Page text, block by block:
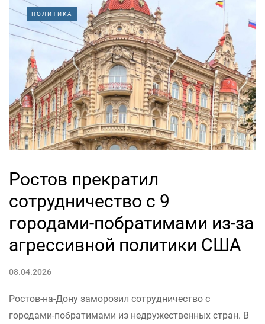
ПОЛИТИКА
Ростов прекратил
сотрудничество с 9
городами-побратимами из-за
агрессивной политики США
08.04.2026
Ростов-на-Дону заморозил сотрудничество с
городами-побратимами из недружественных стран. В